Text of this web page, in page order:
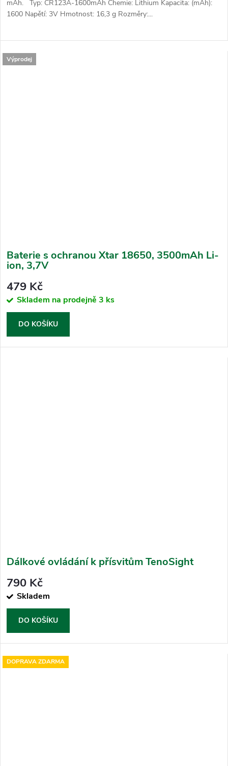
mAh. Typ: CR123A-1600mAh Chemie: Lithium Kapacita: (mAh):
1600 Napětí: 3V Hmotnost: 16,3 g Rozměry:...
Výprodej
Baterie s ochranou Xtar 18650, 3500mAh Li-
ion, 3,7V
479 Kč
Skladem na prodejně 3 ks
DO KOŠÍKU
Dálkové ovládání k přísvitům TenoSight
790 Kč
Skladem
DO KOŠÍKU
DOPRAVA ZDARMA